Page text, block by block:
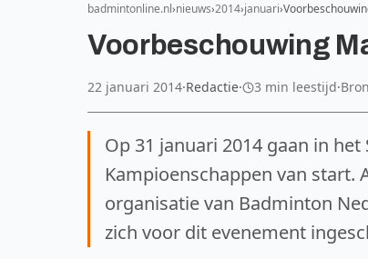
badmintonline.nl nieuws 2014 januari
Voorbeschouwing
22 januari 2014·Redactie· 3 min leestijd·
Op 31 januari 2014 gaan in
Kampioenschappen van start.
organisatie van Badminton
zich voor dit evenement